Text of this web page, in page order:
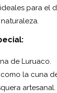
para el
de Luruaco.
la cuna
artesanal.